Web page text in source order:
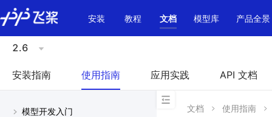
\u200E
安装
教程 文档 模型库 产品全景
2.6
安装指南 使用指南 应用实践 API 文档
模型开发入门 文档 使用指南